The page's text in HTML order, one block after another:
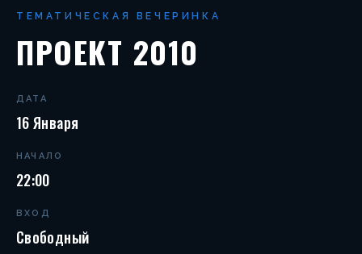
ТЕМАТИЧЕСКАЯ ВЕЧЕРИНКА
ПРОЕКТ 2010
ДАТА
16 Января
НАЧАЛО
22:00
ВХОД
Свободный